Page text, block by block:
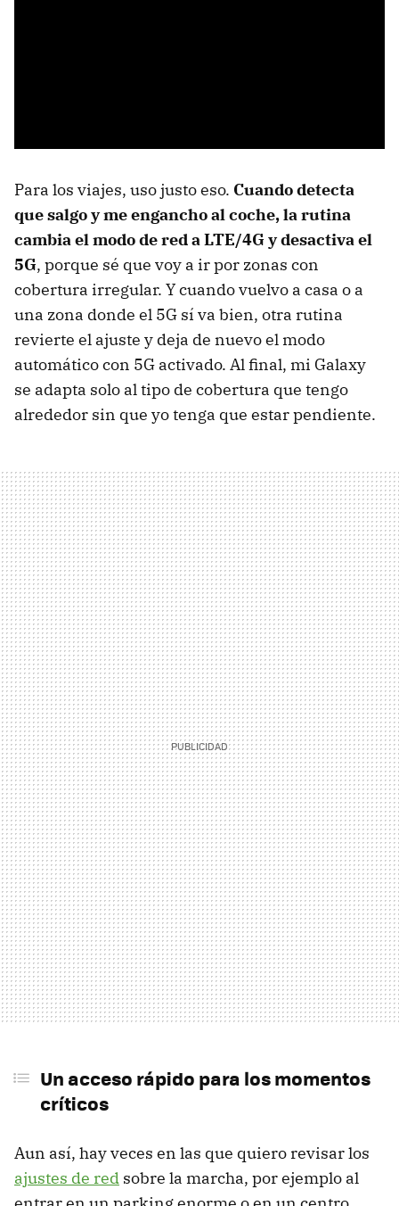
Para los viajes, uso justo eso. Cuando detecta
que salgo y me engancho al coche, la rutina
cambia el modo de red a LTE/4G y desactiva el
5G, porque sé que voy a ir por zonas con
cobertura irregular. Y cuando vuelvo a casa o a
una zona donde el 5G sí va bien, otra rutina
revierte el ajuste y deja de nuevo el modo
automático con 5G activado. Al final, mi Galaxy
se adapta solo al tipo de cobertura que tengo
alrededor sin que yo tenga que estar pendiente.
Un acceso rápido para los momentos
críticos
Aun así, hay veces en las que quiero revisar los
ajustes de red sobre la marcha, por ejemplo al